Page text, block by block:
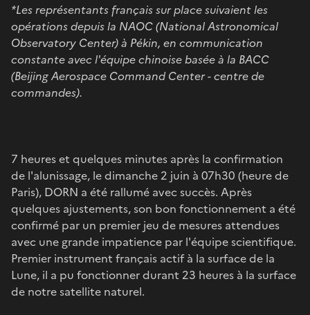
*Les représentants français sur place suivaient les
opérations depuis la NAOC (National Astronomical
Observatory Center) à Pékin, en communication
constante avec l'équipe chinoise basée à la BACC
(Beijing Aerospace Command Center - centre de
commandes).
7 heures et quelques minutes après la confirmation
de l'alunissage, le dimanche 2 juin à 07h30 (heure de
Paris), DORN a été rallumé avec succès. Après
quelques ajustements, son bon fonctionnement a été
confirmé par un premier jeu de mesures attendues
avec une grande impatience par l'équipe scientifique.
Premier instrument français actif à la surface de la
Lune, il a pu fonctionner durant 23 heures à la surface
de notre satellite naturel.